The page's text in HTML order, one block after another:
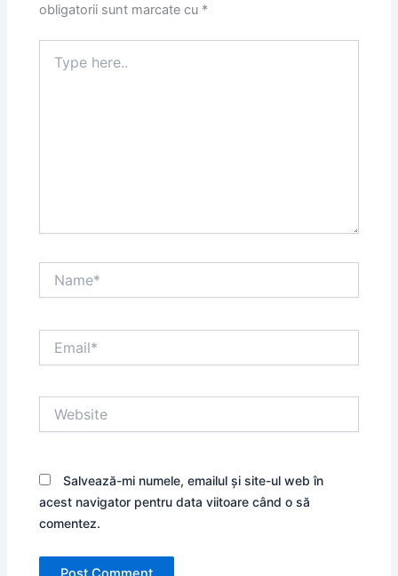
obligatorii sunt marcate cu *
here..
Salvează-mi numele, emailul și site-ul web în
acest navigator pentru data viitoare când o să
comentez.